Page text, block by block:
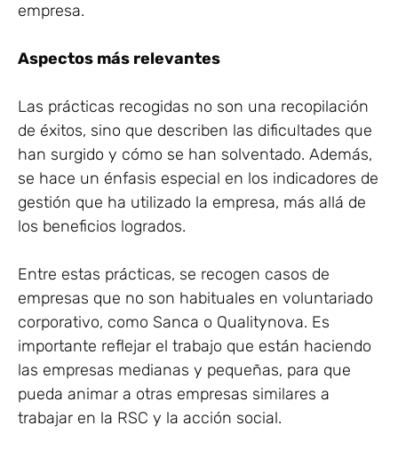
empresa.
Aspectos más relevantes
Las prácticas recogidas no son una recopilación
de éxitos, sino que describen las dificultades que
han surgido y cómo se han solventado. Además,
se hace un énfasis especial en los indicadores de
gestión que ha utilizado la empresa, más allá de
los beneficios logrados.
Entre estas prácticas, se recogen casos de
empresas que no son habituales en voluntariado
corporativo, como Sanca o Qualitynova. Es
importante reflejar el trabajo que están haciendo
las empresas medianas y pequeñas, para que
pueda animar a otras empresas similares a
trabajar en la RSC y la acción social.